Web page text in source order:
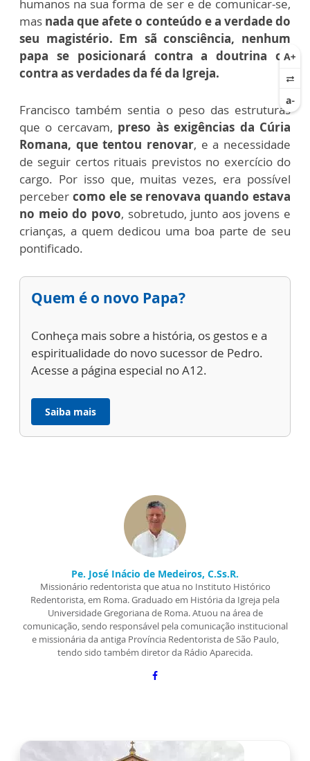
humanos na sua forma de ser e de comunicar-se,
mas nada que afete o conteúdo e a verdade do
seu magistério. Em sã consciência, nenhum
papa se posicionará contra a doutrina ou
contra as verdades da fé da Igreja.
Francisco também sentia o peso das estruturas
que o cercavam, preso às exigências da Cúria
Romana, que tentou renovar, e a necessidade
de seguir certos rituais previstos no exercício do
cargo. Por isso que, muitas vezes, era possível
perceber como ele se renovava quando estava
no meio do povo, sobretudo, junto aos jovens e
crianças, a quem dedicou uma boa parte de seu
pontificado.
Quem é o novo Papa?
Conheça mais sobre a história, os gestos e a
espiritualidade do novo sucessor de Pedro.
Acesse a página especial no A12.
Saiba mais
Pe. José Inácio de Medeiros, C.Ss.R.
Missionário redentorista que atua no Instituto Histórico
Redentorista, em Roma. Graduado em História da Igreja pela
Universidade Gregoriana de Roma. Atuou na área de
comunicação, sendo responsável pela comunicação institucional
e missionária da antiga Província Redentorista de São Paulo,
tendo sido também diretor da Rádio Aparecida.